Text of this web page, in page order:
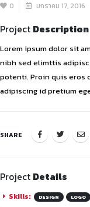
0 มกราคม 17, 2016
Project Description
Lorem ipsum dolor sit
nibh sed elimttis
potenti. Proin quis eros
adipiscing id pretium
SHARE
Project Details
Skills: DESIGN LOGO